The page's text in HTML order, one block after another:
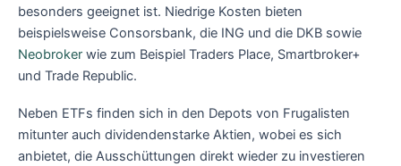
besonders geeignet ist. Niedrige Kosten bieten
beispielsweise Consorsbank, die ING und die DKB sowie
Neobroker wie zum Beispiel Traders Place, Smartbroker+
und Trade Republic.
Neben ETFs finden sich in den Depots von Frugalisten
mitunter auch dividendenstarke Aktien, wobei es sich
anbietet, die Ausschüttungen direkt wieder zu investieren